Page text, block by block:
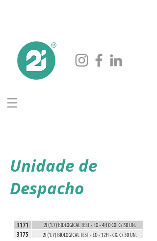
Unidade de
Despacho